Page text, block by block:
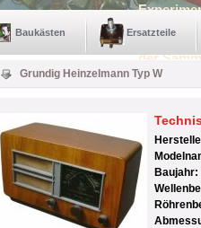
der
Baukästen Ersatzteile
Grundig Heinzelmann Typ W
Baujahr: